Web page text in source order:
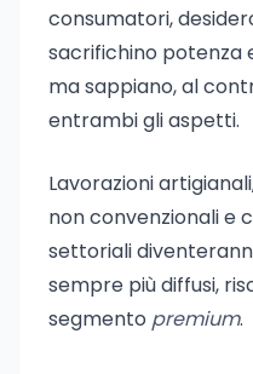
consumatori,
sacrifichino potenza
ma sappiano, al
entrambi gli aspetti.
Lavorazioni
non convenzionali e
settoriali
sempre più diffusi,
segmento premium.